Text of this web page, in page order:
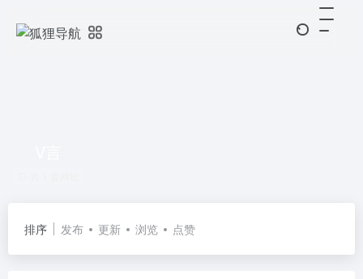
排序 发布 更新 浏览 点赞